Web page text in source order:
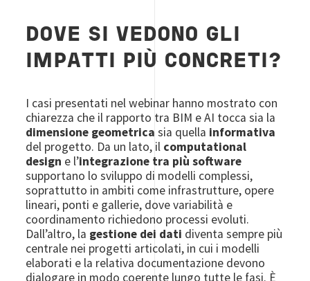
DOVE SI VEDONO GLI
IMPATTI PIÙ CONCRETI?
I casi presentati nel webinar hanno mostrato con
chiarezza che il rapporto tra BIM e AI tocca sia la
dimensione geometricasia quella informativa
del progetto. Da un lato, il computational
design e l’integrazione tra più software
supportano lo sviluppo di modelli complessi,
soprattutto in ambiti come infrastrutture, opere
lineari, ponti e gallerie, dove variabilità e
coordinamento richiedono processi evoluti.
Dall’altro, la gestione dei dati diventa sempre più
centrale nei progetti articolati, in cui i modelli
elaborati e la relativa documentazione devono
dialogare in modo coerente lungo tutte le fasi. È